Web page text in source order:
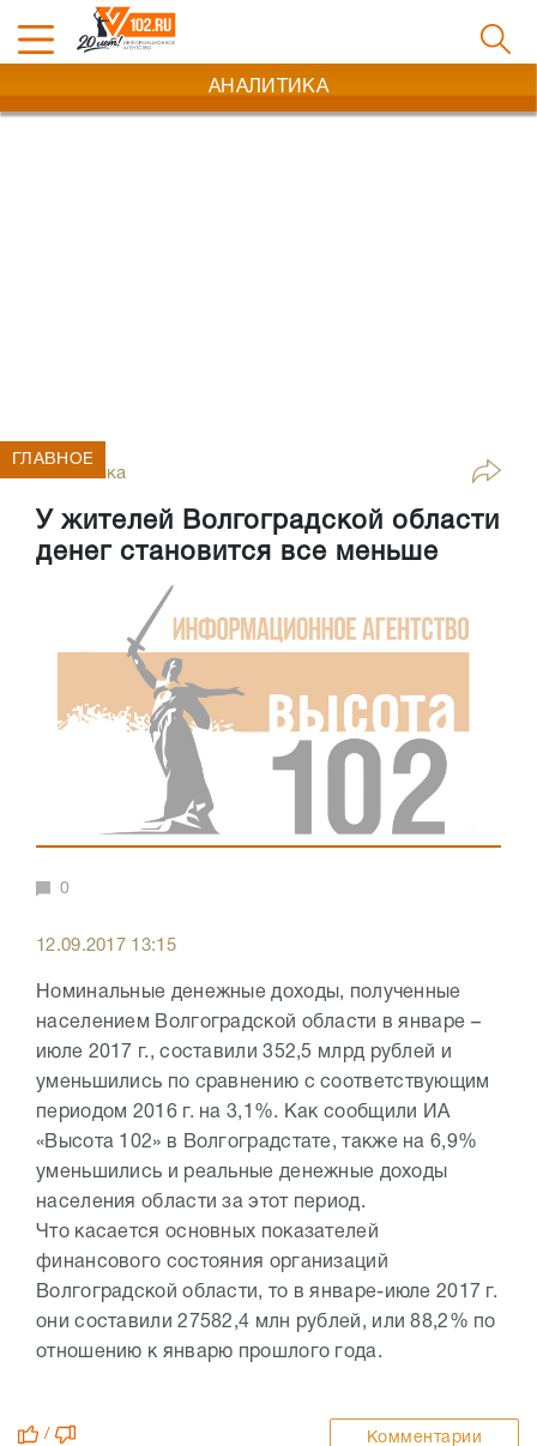
АНАЛИТИКА
Аналитика
У жителей Волгоградской области
денег становится все меньше
ГЛАВНОЕ
0
12.09.2017 13:15
Номинальные денежные доходы, полученные
населением Волгоградской области в январе –
июле 2017 г., составили 352,5 млрд рублей и
уменьшились по сравнению с соответствующим
периодом 2016 г. на 3,1%. Как сообщили ИА
«Высота 102» в Волгоградстате, также на 6,9%
уменьшились и реальные денежные доходы
населения области за этот период.
Что касается основных показателей
финансового состояния организаций
Волгоградской области, то в январе-июле 2017 г.
они составили 27582,4 млн рублей, или 88,2% по
отношению к январю прошлого года.
/ Комментарии